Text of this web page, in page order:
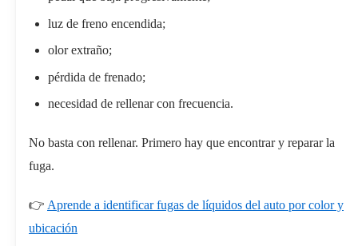
luz de freno encendida;
olor extraño;
pérdida de frenado;
necesidad de rellenar con frecuencia.
No basta con rellenar. Primero hay que encontrar y reparar la
fuga.
👉 Aprende a identificar fugas de líquidos del auto por color y
ubicación